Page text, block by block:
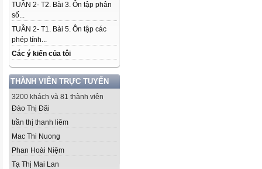
TUẦN 2- T2. Bài 3. Ôn tập phân
số...
TUẦN 2- T1. Bài 5. Ôn tập các
phép tính...
Các ý kiến của tôi
THÀNH VIÊN TRỰC TUYẾN
3200 khách và 81 thành viên
Đào Thị Đãi
trần thị thanh liêm
Mac Thi Nuong
Phan Hoài Niệm
Tạ Thị Mai Lan